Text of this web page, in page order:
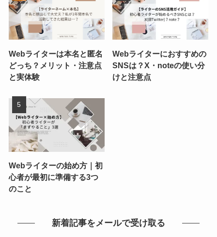
Webライターは本名と匿名
どっち？メリット・注意点
と実体験
Webライターにおすすめの
SNSは？X・noteの使い分
けと注意点
Webライターの始め方｜初
心者が最初に準備する3つ
のこと
新着記事をメールで受け取る